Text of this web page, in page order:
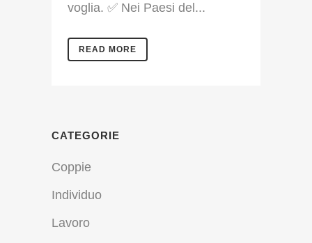
voglia. ✅ Nei Paesi del...
READ MORE
CATEGORIE
Coppie
Individuo
Lavoro